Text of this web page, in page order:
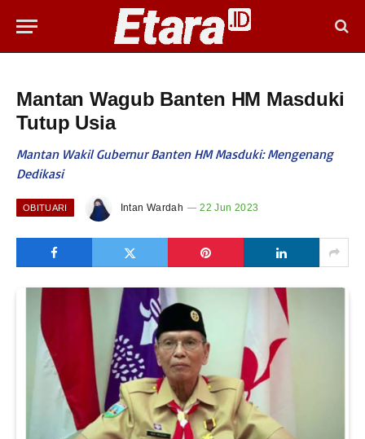
Mantan Wagub Banten HM Masduki
Tutup Usia
Mantan Wakil Gubernur Banten HM Masduki: Mengenang
Dedikasi
OBITUARI Intan Wardah 22 Jun 2023